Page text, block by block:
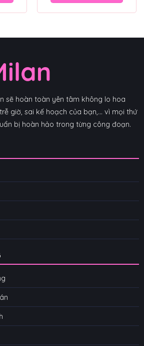
sẽ hoàn toàn yên tâm không lo hoa
giờ, sai kế hoạch của bạn,... vì mọi thứ
bị hoàn hảo trong từng công đoạn.